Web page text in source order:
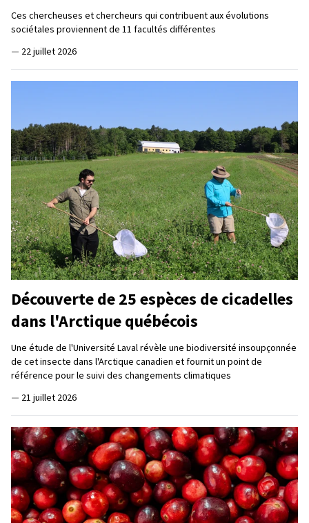
Ces chercheuses et chercheurs qui contribuent aux évolutions
sociétales proviennent de 11 facultés différentes
— 22 juillet 2026
Découverte de 25 espèces de cicadelles
dans l'Arctique québécois
Une étude de l'Université Laval révèle une biodiversité insoupçonnée
de cet insecte dans l'Arctique canadien et fournit un point de
référence pour le suivi des changements climatiques
— 21 juillet 2026